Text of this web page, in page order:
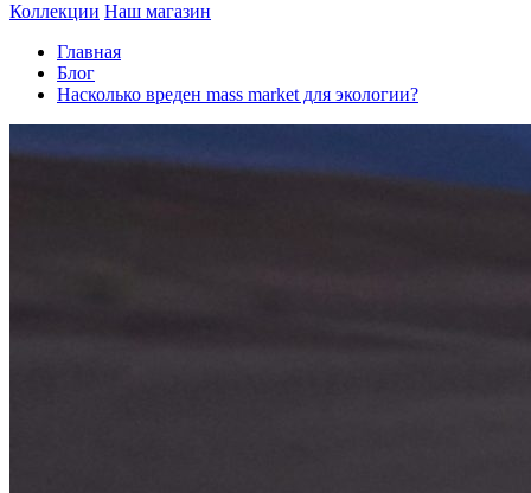
Коллекции Наш магазин
Главная
Блог
Насколько вреден mass market для экологии?